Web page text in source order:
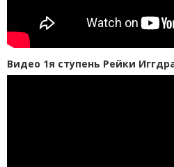
Видео 1я ступень Рейки